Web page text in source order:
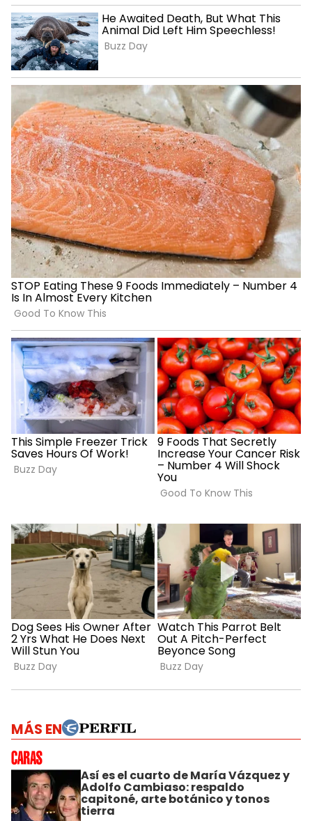
MÁS EN
Así es el cuarto de María Vázquez y
Adolfo Cambiaso: respaldo
capitoné, arte botánico y tonos
tierra